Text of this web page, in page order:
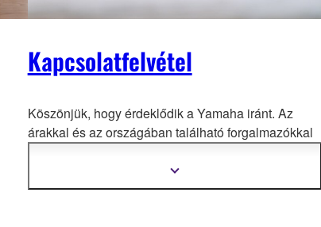
Kapcsolatfelvétel
Köszönjük, hogy érdeklődik a Yamaha iránt. Az
árakkal és az országában található forgalmazókkal
viszonteladóhoz/forgalmazóhoz.
Show